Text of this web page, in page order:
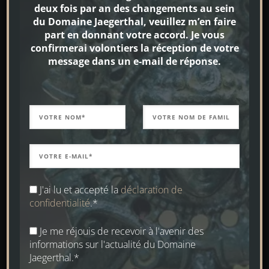
moulin me sert de laboratoire d’idées, de
source d’énergie et de lieu de retraite,
également pour planifier les jardins de mes
clients sans être dérangé et de manière
créative. Lors de la conception de
l’aménagement extérieur, ma carte de visite,
il était important pour moi que le parc se
fonde sans limites dans la nature et forme
une unité. Un parc qui ne remplit
pratiquement aucun des critères des jardins
de mes clients – ici, la nature et mon amour
de l’art sont au premier plan et en harmonie
absolue avec la nature.
Adjacente à la propriété du moulin se trouve
deux fois par an des changements au sein
du Domaine Jaegerthal, veuillez m’en faire
part en donnant votre accord. Je vous
confirmerai volontiers la réception de votre
message dans un e-mail de réponse.
J'ai lu et accepté la déclaration de
confidentialité.*
Je me réjouis de recevoir à l'avenir des
informations sur l'actualité du Domaine
Jaegerthal.*